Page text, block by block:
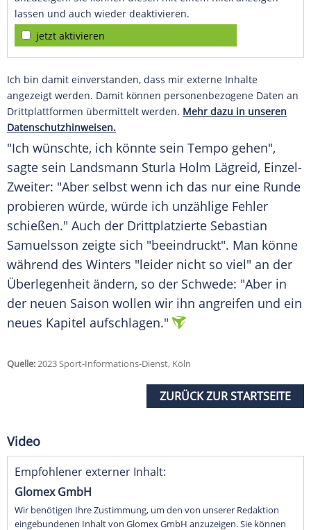
lassen und auch wieder deaktivieren.
jetzt aktivieren
Ich bin damit einverstanden, dass mir externe Inhalte
angezeigt werden. Damit können personenbezogene Daten an
Drittplattformen übermittelt werden. Mehr dazu in unseren
Datenschutzhinweisen.
"Ich wünschte, ich könnte sein Tempo gehen",
sagte sein Landsmann Sturla Holm Lägreid, Einzel-
Zweiter: "Aber selbst wenn ich das nur eine Runde
probieren würde, würde ich unzählige Fehler
schießen." Auch der Drittplatzierte Sebastian
Samuelsson zeigte sich "beeindruckt". Man könne
während des Winters "leider nicht so viel" an der
Überlegenheit ändern, so der Schwede: "Aber in
der neuen Saison wollen wir ihn angreifen und ein
neues Kapitel aufschlagen."
Quelle:2023 Sport-Informations-Dienst, Köln
ZURÜCK ZUR STARTSEITE
Video
Empfohlener externer Inhalt:
Glomex GmbH
Wir benötigen Ihre Zustimmung, um den von unserer Redaktion
eingebundenen Inhalt von Glomex GmbH anzuzeigen. Sie können